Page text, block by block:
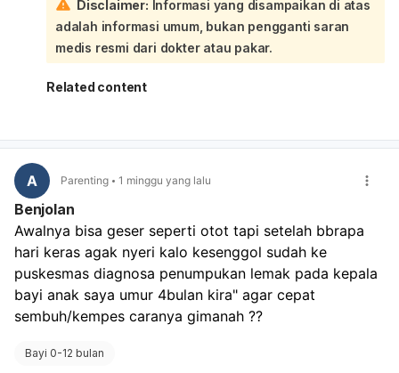
Sementara ini, jaga area leher tetap bersih dan kering,
mandikan dengan lembut, lalu oleskan pelembap bayi bila
kulit tampak kering. Hindari menggosok terlalu keras atau
memakai produk yang beraroma. Jika bercaknya makin
banyak, merah, gatal, basah, atau bayi tampak tidak
Disclaimer: Informasi yang disampaikan di atas
adalah informasi umum, bukan pengganti saran
medis resmi dari dokter atau pakar.
Related content
A Parenting 1 minggu yang lalu
Benjolan
Awalnya bisa geser seperti otot tapi setelah bbrapa
hari keras agak nyeri kalo kesenggol sudah ke
puskesmas diagnosa penumpukan lemak pada kepala
bayi anak saya umur 4bulan kira" agar cepat
sembuh/kempes caranya gimanah ??
Bayi 0-12 bulan